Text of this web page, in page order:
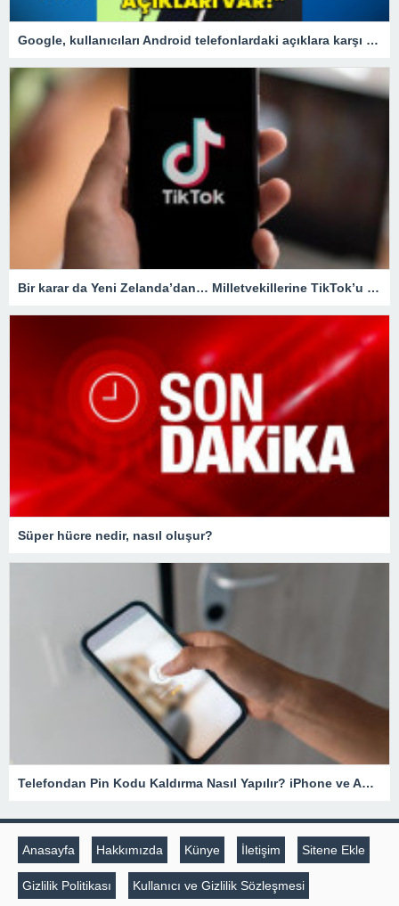
Google, kullanıcıları Android telefonlardaki açıklara karşı uyardı!
Bir karar da Yeni Zelanda’dan… Milletvekillerine TikTok’u yasaklıyorlar!
Süper hücre nedir, nasıl oluşur?
Telefondan Pin Kodu Kaldırma Nasıl Yapılır? iPhone ve Android Cihazlarda Pin Kodu Kaldırma – Teknoloji Haberleri
Anasayfa Hakkımızda Künye İletişim Sitene Ekle
Gizlilik Politikası Kullanıcı ve Gizlilik Sözleşmesi